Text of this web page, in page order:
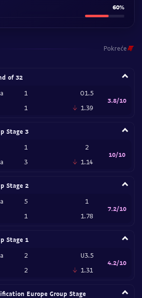
60%
Pokreće
of 32
1
1
O1.5
1.39
3.8/10
Stage 3
1
3
2
1.14
10/10
Stage 2
5
1
1
1.78
7.2/10
Stage 1
2
2
U3.5
1.31
4.2/10
Europe Group Stage